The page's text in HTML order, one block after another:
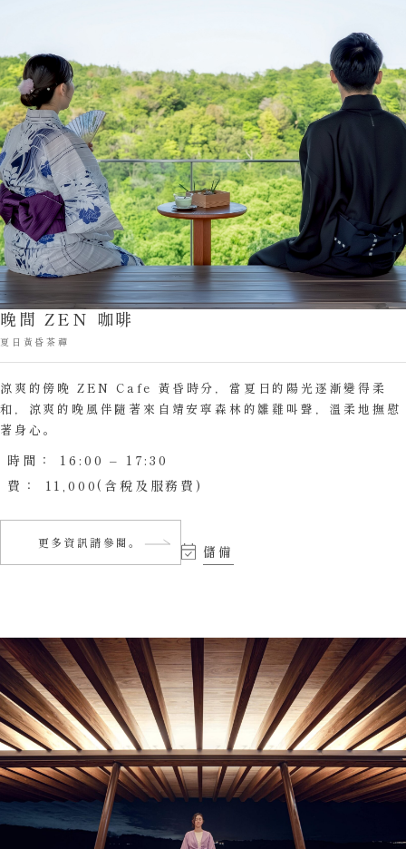
晚間 ZEN 咖啡
夏日黃昏茶禪
涼爽的傍晚 ZEN Cafe 黃昏時分，當夏日的陽光逐漸變得柔
和，涼爽的晚風伴隨著來自靖安寧森林的雛雞叫聲，溫柔地撫慰
著身心。
時間：
16:00 – 17:30
費：
11,000(含稅及服務費)
更多資訊請參閱。
儲備